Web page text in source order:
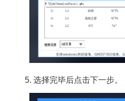
5. 选择完毕后点击下一步。